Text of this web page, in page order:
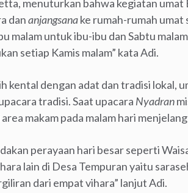
menuturkan bahwa kegiatan
dananjangsanake rumah-rumah umat
malam untuk ibu-ibu dan Sabtu
setiap Kamis malam” kata Adi.
kental dengan adat dan tradisi lokal,
tradisi. Saat upacara Nyadran
makam pada malam hari
perayaan hari besar seperti
lain di Desa Tempuran yaitu
dari empat vihara” lanjut Adi.